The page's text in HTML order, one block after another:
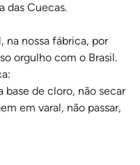
das Cuecas.
na nossa fábrica, por
orgulho com o Brasil.
base de cloro, não secar
em varal, não passar,